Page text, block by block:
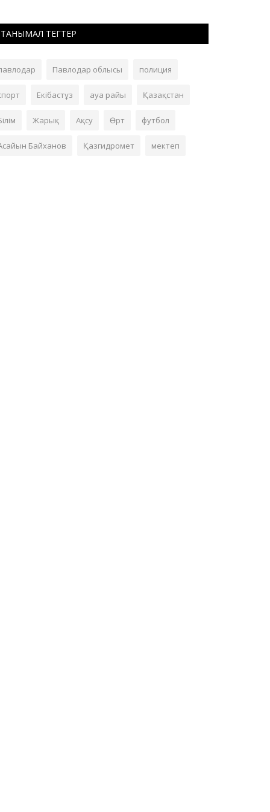
ТАНЫМАЛ ТЕГТЕР
Павлодар облысы полиция
Екібастұз ауа райы Қазақстан
Жарық Ақсу Өрт футбол
Байханов Қазгидромет мектеп